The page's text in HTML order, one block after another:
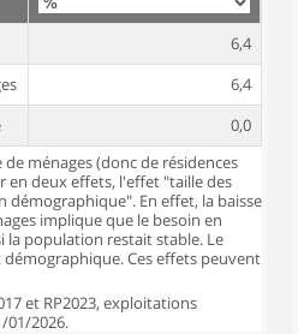
6,4
6,4
0,0
ménages (donc de résidences
en deux effets, l'effet "taille des
En effet, la baisse
implique que le besoin en
la population restait stable. Le
Ces effets peuvent
et RP2023, exploitations
01/2026.